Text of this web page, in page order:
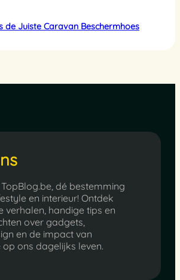
de Juiste Caravan Beschermhoes
dé bestemming
en interieur! Ontdek
verhalen, handige tips en
over gadgets,
en de impact van
ons dagelijks leven.